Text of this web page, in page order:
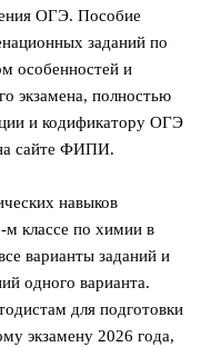
ОГЭ. Пособие
заданий по
особенностей и
экзамена, полностью
и кодификатору ОГЭ
сайте ФИПИ.
навыков
м классе по химии в
варианты заданий и
одного варианта.
для подготовки
экзамену 2026 года,